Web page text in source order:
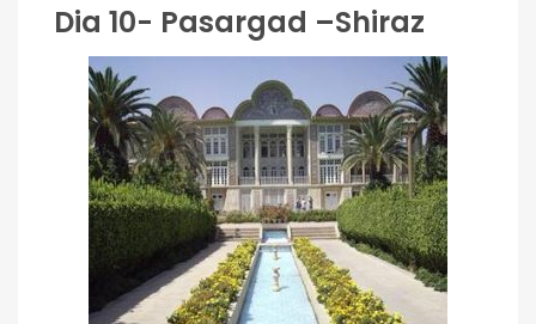
Dia 10- Pasargad –Shiraz